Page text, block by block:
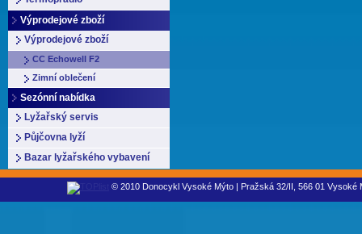
Výprodejové zboží
Výprodejové zboží
CC Echowell F2
Zimní oblečení
Sezónní nabídka
Lyžařský servis
Půjčovna lyží
Bazar lyžařského vybavení
© 2010 Donocykl Vysoké Mýto | Pražská 32/II, 566 01 Vysoké